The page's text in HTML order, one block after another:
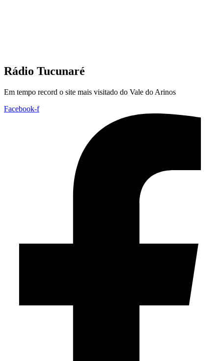
Rádio Tucunaré
Em tempo record o site mais visitado do Vale do Arinos
Facebook-f